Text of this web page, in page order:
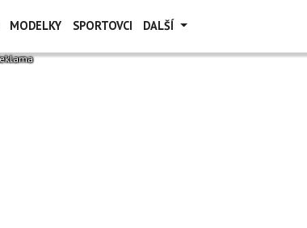
MODELKY SPORTOVCI DALŠÍ